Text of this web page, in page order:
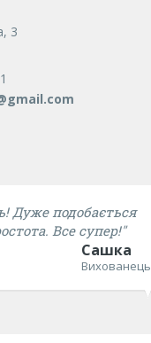
3
Дуже подобається
Все супер!"
Сашка
Вихованець